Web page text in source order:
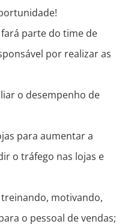
parte do time de
por realizar as
o desempenho de
para aumentar a
o tráfego nas lojas e
motivando,
o pessoal de vendas;